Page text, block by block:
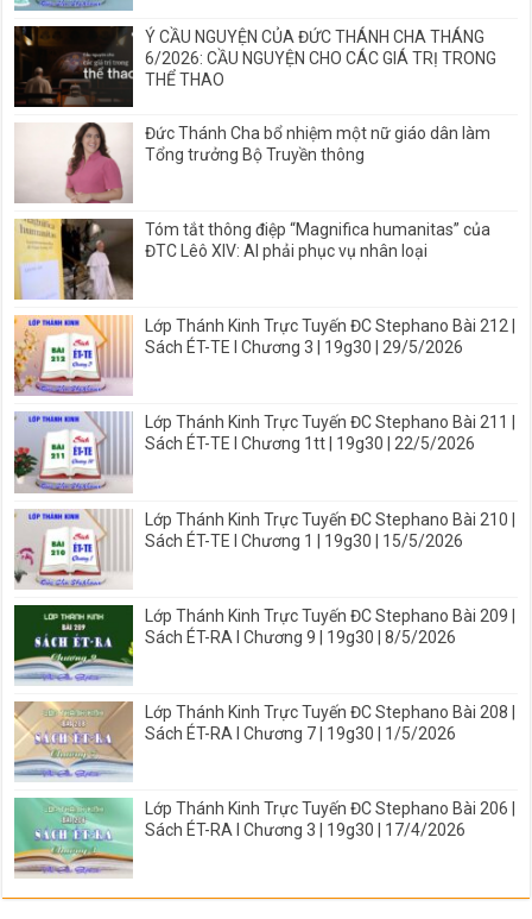
Ý CẦU NGUYỆN CỦA ĐỨC THÁNH CHA THÁNG
6/2026: CẦU NGUYỆN CHO CÁC GIÁ TRỊ TRONG
THỂ THAO
Đức Thánh Cha bổ nhiệm một nữ giáo dân làm
Tổng trưởng Bộ Truyền thông
Tóm tắt thông điệp “Magnifica humanitas” của
ĐTC Lêô XIV: AI phải phục vụ nhân loại
Lớp Thánh Kinh Trực Tuyến ĐC Stephano Bài 212 |
Sách ÉT-TE I Chương 3 | 19g30 | 29/5/2026
Lớp Thánh Kinh Trực Tuyến ĐC Stephano Bài 211 |
Sách ÉT-TE I Chương 1tt | 19g30 | 22/5/2026
Lớp Thánh Kinh Trực Tuyến ĐC Stephano Bài 210 |
Sách ÉT-TE I Chương 1 | 19g30 | 15/5/2026
Lớp Thánh Kinh Trực Tuyến ĐC Stephano Bài 209 |
Sách ÉT-RA I Chương 9 | 19g30 | 8/5/2026
Lớp Thánh Kinh Trực Tuyến ĐC Stephano Bài 208 |
Sách ÉT-RA I Chương 7 | 19g30 | 1/5/2026
Lớp Thánh Kinh Trực Tuyến ĐC Stephano Bài 206 |
Sách ÉT-RA I Chương 3 | 19g30 | 17/4/2026